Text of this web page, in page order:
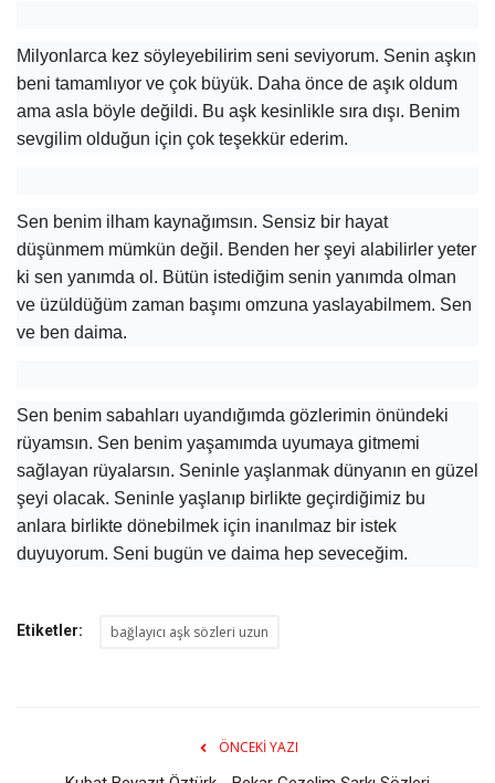
Milyonlarca kez söyleyebilirim seni seviyorum. Senin aşkın
beni tamamlıyor ve çok büyük. Daha önce de aşık oldum
ama asla böyle değildi. Bu aşk kesinlikle sıra dışı. Benim
sevgilim olduğun için çok teşekkür ederim.
Sen benim ilham kaynağımsın. Sensiz bir hayat
düşünmem mümkün değil. Benden her şeyi alabilirler yeter
ki sen yanımda ol. Bütün istediğim senin yanımda olman
ve üzüldüğüm zaman başımı omzuna yaslayabilmem. Sen
ve ben daima.
Sen benim sabahları uyandığımda gözlerimin önündeki
rüyamsın. Sen benim yaşamımda uyumaya gitmemi
sağlayan rüyalarsın. Seninle yaşlanmak dünyanın en güzel
şeyi olacak. Seninle yaşlanıp birlikte geçirdiğimiz bu
anlara birlikte dönebilmek için inanılmaz bir istek
duyuyorum. Seni bugün ve daima hep seveceğim.
Etiketler: bağlayıcı aşk sözleri uzun
ÖNCEKI YAZI